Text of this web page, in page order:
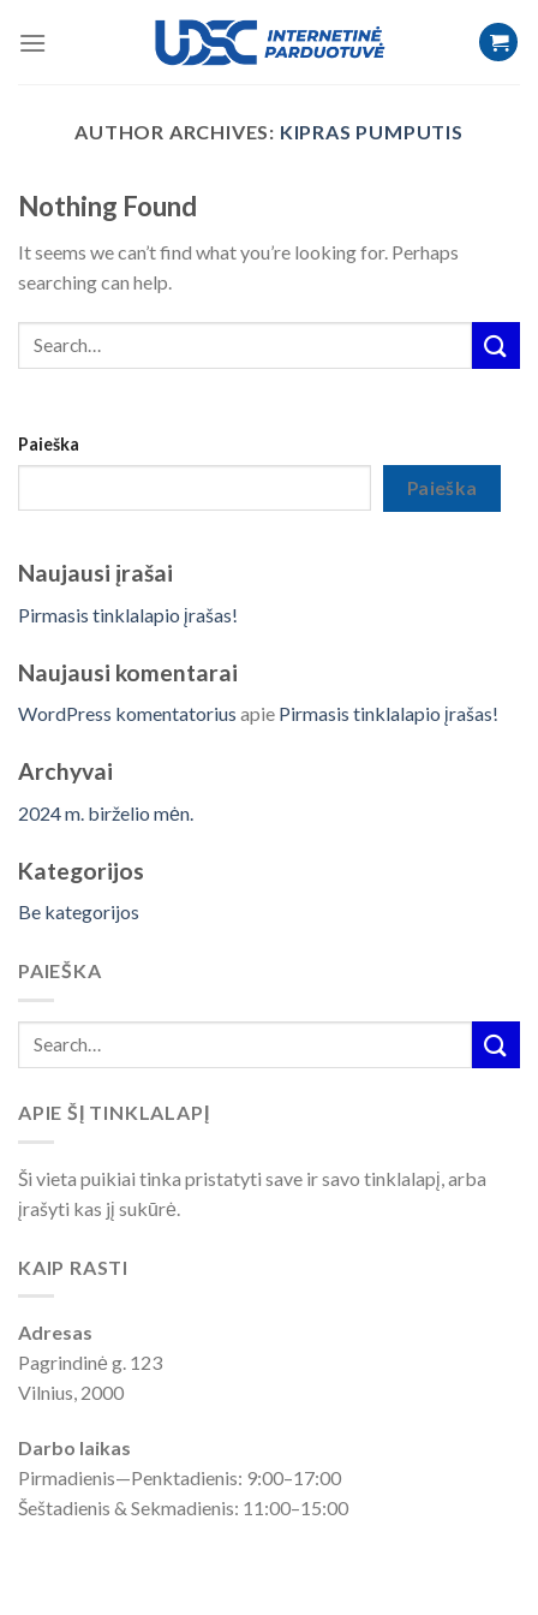
AUTHOR ARCHIVES: KIPRAS PUMPUTIS
Nothing Found
It seems we can’t find what you’re looking for. Perhaps
searching can help.
Paieška
Paieška
Naujausi įrašai
Pirmasis tinklalapio įrašas!
Naujausi komentarai
WordPress komentatorius apie Pirmasis tinklalapio įrašas!
Archyvai
2024 m. birželio mėn.
Kategorijos
Be kategorijos
PAIEŠKA
APIE ŠĮ TINKLALAPĮ
Ši vieta puikiai tinka pristatyti save ir savo tinklalapį, arba
įrašyti kas jį sukūrė.
KAIP RASTI
Adresas
Pagrindinė g. 123
Vilnius, 2000
Darbo laikas
Pirmadienis—Penktadienis: 9:00–17:00
Šeštadienis & Sekmadienis: 11:00–15:00